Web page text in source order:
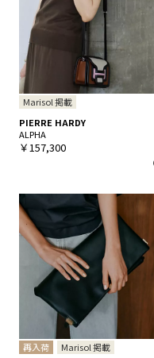
Marisol 掲載
PIERRE HARDY
ALPHA
￥157,300
再入荷
Marisol 掲載